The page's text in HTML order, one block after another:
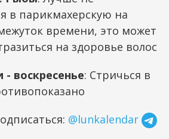
в парикмахерскую на
времени, это может
на здоровье волос
воскресенье: Стричься в
@lunkalendar